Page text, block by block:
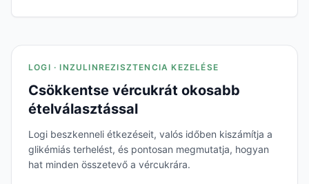
LOGI · INZULINREZISZTENCIA KEZELÉSE
Csökkentse vércukrát okosabb
ételválasztással
Logi beszkenneli étkezéseit, valós időben kiszámítja a
glikémiás terhelést, és pontosan megmutatja, hogyan
hat minden összetevő a vércukrára.